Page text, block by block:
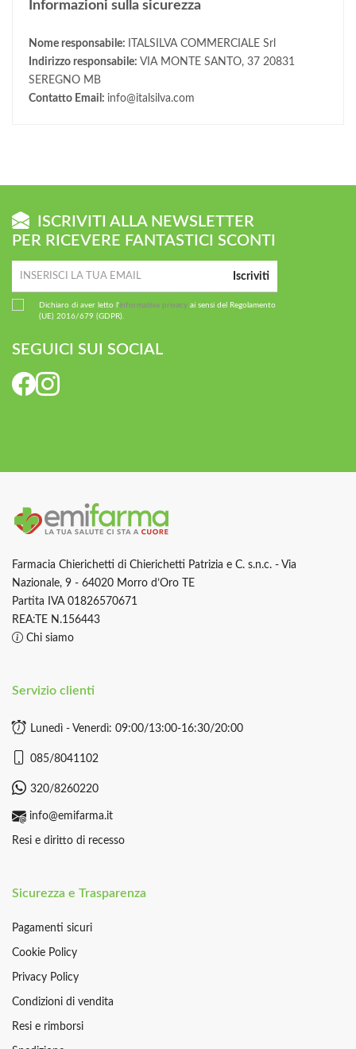
Informazioni sulla sicurezza
Nome responsabile:
ITALSILVA COMMERCIALE Srl
Indirizzo responsabile: VIA MONTE SANTO, 37 20831
SEREGNO MB
Contatto Email: info@italsilva.com
ISCRIVITI ALLA NEWSLETTER
PER RICEVERE FANTASTICI SCONTI
Iscriviti
Dichiaro di aver letto l'informativa privacy ai sensi del Regolamento
(UE) 2016/679 (GDPR).
SEGUICI SUI SOCIAL
Farmacia Chierichetti di Chierichetti Patrizia e C. s.n.c. - Via
Nazionale, 9 - 64020 Morro d’Oro TE
Partita IVA 01826570671
REA:TE N.156443
Chi siamo
Servizio clienti
Lunedì - Venerdì: 09:00/13:00-16:30/20:00
085/8041102
320/8260220
info@emifarma.it
Resi e diritto di recesso
Sicurezza e Trasparenza
Pagamenti sicuri
Cookie Policy
Privacy Policy
Condizioni di vendita
Resi e rimborsi